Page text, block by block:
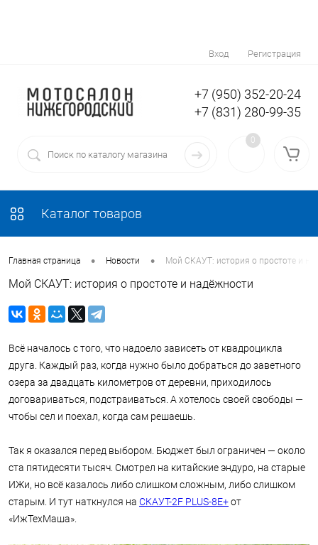
Вход Регистрация
+7 (950) 352-20-24
+7 (831) 280-99-35
0
Каталог товаров
Главная страница • Новости • Мой СКАУТ: история о простоте и
Мой СКАУТ: история о простоте и надёжности
Всё началось с того, что надоело зависеть от квадроцикла
друга. Каждый раз, когда нужно было добраться до заветного
озера за двадцать километров от деревни, приходилось
договариваться, подстраиваться. А хотелось своей свободы —
чтобы сел и поехал, когда сам решаешь.
Так я оказался перед выбором. Бюджет был ограничен — около
ста пятидесяти тысяч. Смотрел на китайские эндуро, на старые
ИЖи, но всё казалось либо слишком сложным, либо слишком
старым. И тут наткнулся на СКАУТ-2F PLUS-8Е+от
«ИжТехМаша».